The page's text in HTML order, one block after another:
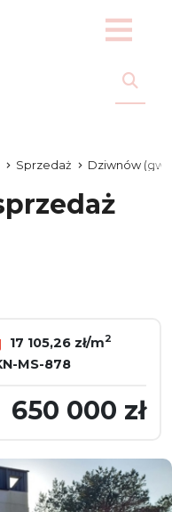
Sprzedaż Dziwnów (gw)
17 105,26 zł/m2
MS-878
650 000 zł